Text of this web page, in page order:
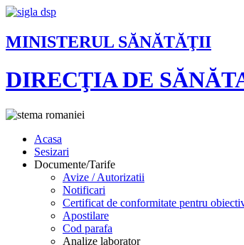
MINISTERUL SĂNĂTĂŢII
DIRECŢIA DE
Acasa
Sesizari
Documente/Tarife
Avize / Autorizatii
Notificari
Certificat de conformitate pentru
Apostilare
Cod parafa
Analize laborator